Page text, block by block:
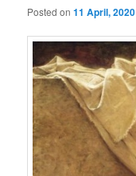
Posted on11 April, 2020